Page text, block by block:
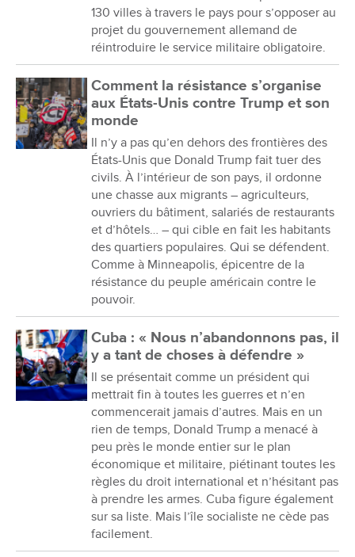
130 villes à travers le pays pour s’opposer au
projet du gouvernement allemand de
réintroduire le service militaire obligatoire.
Comment la résistance s’organise
aux États-Unis contre Trump et son
monde
Il n’y a pas qu’en dehors des frontières des
États-Unis que Donald Trump fait tuer des
civils. À l’intérieur de son pays, il ordonne
une chasse aux migrants – agriculteurs,
ouvriers du bâtiment, salariés de restaurants
et d’hôtels… – qui cible en fait les habitants
des quartiers populaires. Qui se défendent.
Comme à Minneapolis, épicentre de la
résistance du peuple américain contre le
pouvoir.
Cuba : « Nous n’abandonnons pas, il
y a tant de choses à défendre »
Il se présentait comme un président qui
mettrait fin à toutes les guerres et n’en
commencerait jamais d’autres. Mais en un
rien de temps, Donald Trump a menacé à
peu près le monde entier sur le plan
économique et militaire, piétinant toutes les
règles du droit international et n’hésitant pas
à prendre les armes. Cuba figure également
sur sa liste. Mais l’île socialiste ne cède pas
facilement.